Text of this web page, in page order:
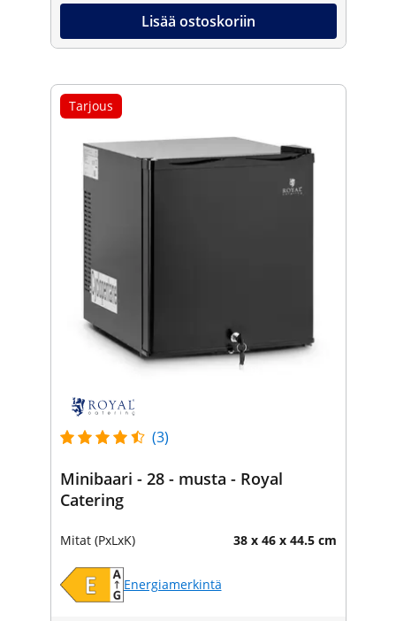
Lisää ostoskoriin
Tarjous
(3)
Minibaari - 28 - musta - Royal
Catering
Mitat (PxLxK) 38 x 46 x 44.5 cm
Energiamerkintä